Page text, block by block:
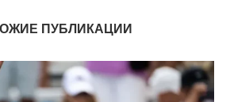
ПУБЛИКАЦИИ